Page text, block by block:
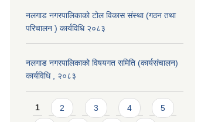
नलगाड नगरपालिकाको टोल विकास संस्था (गठन तथा
परिचालन ) कार्यविधि २०८३
नलगाड नगरपालिकाको विषयगत समिति (कार्यसंचालन)
कार्यविधि , २०८३
Pages
1 2 3 4 5